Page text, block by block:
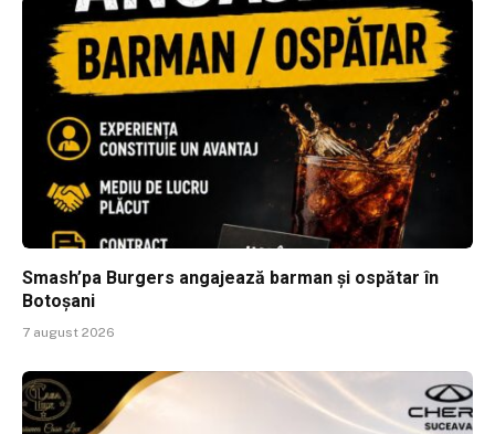
Smash’pa Burgers angajează barman și ospătar în
Botoșani
7 august 2026